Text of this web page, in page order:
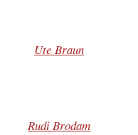
Ute Braun
Rudi Brodam